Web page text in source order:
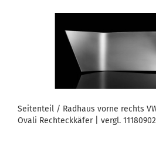
Seitenteil / Radhaus vorne rechts
Ovali Rechteckkäfer | vergl.